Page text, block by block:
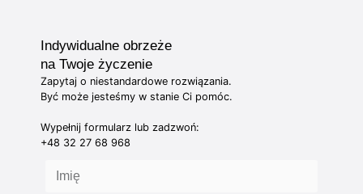
Indywidualne obrzeże
na Twoje życzenie
Zapytaj o niestandardowe rozwiązania.
Być może jesteśmy w stanie Ci pomóc.
Wypełnij formularz lub zadzwoń:
+48 32 27 68 968